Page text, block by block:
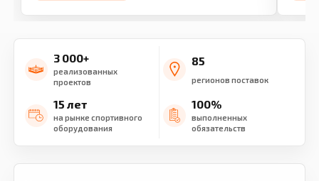
3 000+
реализованных
проектов
85
регионов поставок
15 лет
на рынке спортивного
оборудования
100%
выполненных
обязательств